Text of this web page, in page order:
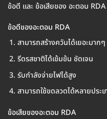
ข้อดี และ ข้อเสียของ อะตอม
ข้อดีของอะตอม RDA
สามารถสร้างควันได้เยอะมากๆ
รีดรสชาติได้เข้มข้น ชัดเจน
รับกำลังจ่ายไฟได้สูง
สามารถใช้ขดลวดได้หลายประเ
ข้อเสียของอะตอม RDA